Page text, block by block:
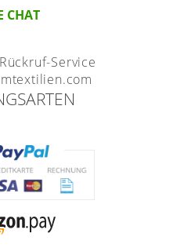
CHAT
Service